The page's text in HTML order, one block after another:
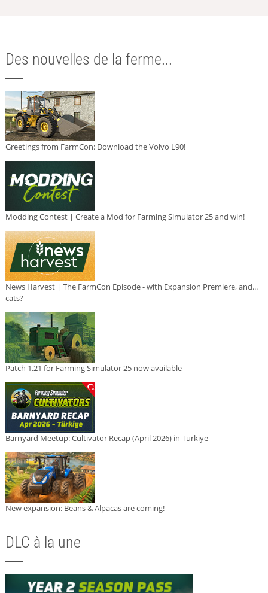
Des nouvelles de la ferme...
Greetings from FarmCon: Download the Volvo L90!
Modding Contest | Create a Mod for Farming Simulator 25 and win!
News Harvest | The FarmCon Episode - with Expansion Premiere, and...
cats?
Patch 1.21 for Farming Simulator 25 now available
Barnyard Meetup: Cultivator Recap (April 2026) in Türkiye
New expansion: Beans & Alpacas are coming!
DLC à la une